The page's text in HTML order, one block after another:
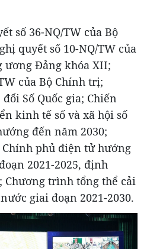
số 36-NQ/TW của Bộ
quyết số 10-NQ/TW của
ương Đảng khóa XII;
của Bộ Chính trị;
Số Quốc gia; Chiến
kinh tế số và xã hội số
đến năm 2030;
phủ điện tử hướng
2021-2025, định
Chương trình tổng thể cải
giai đoạn 2021-2030.